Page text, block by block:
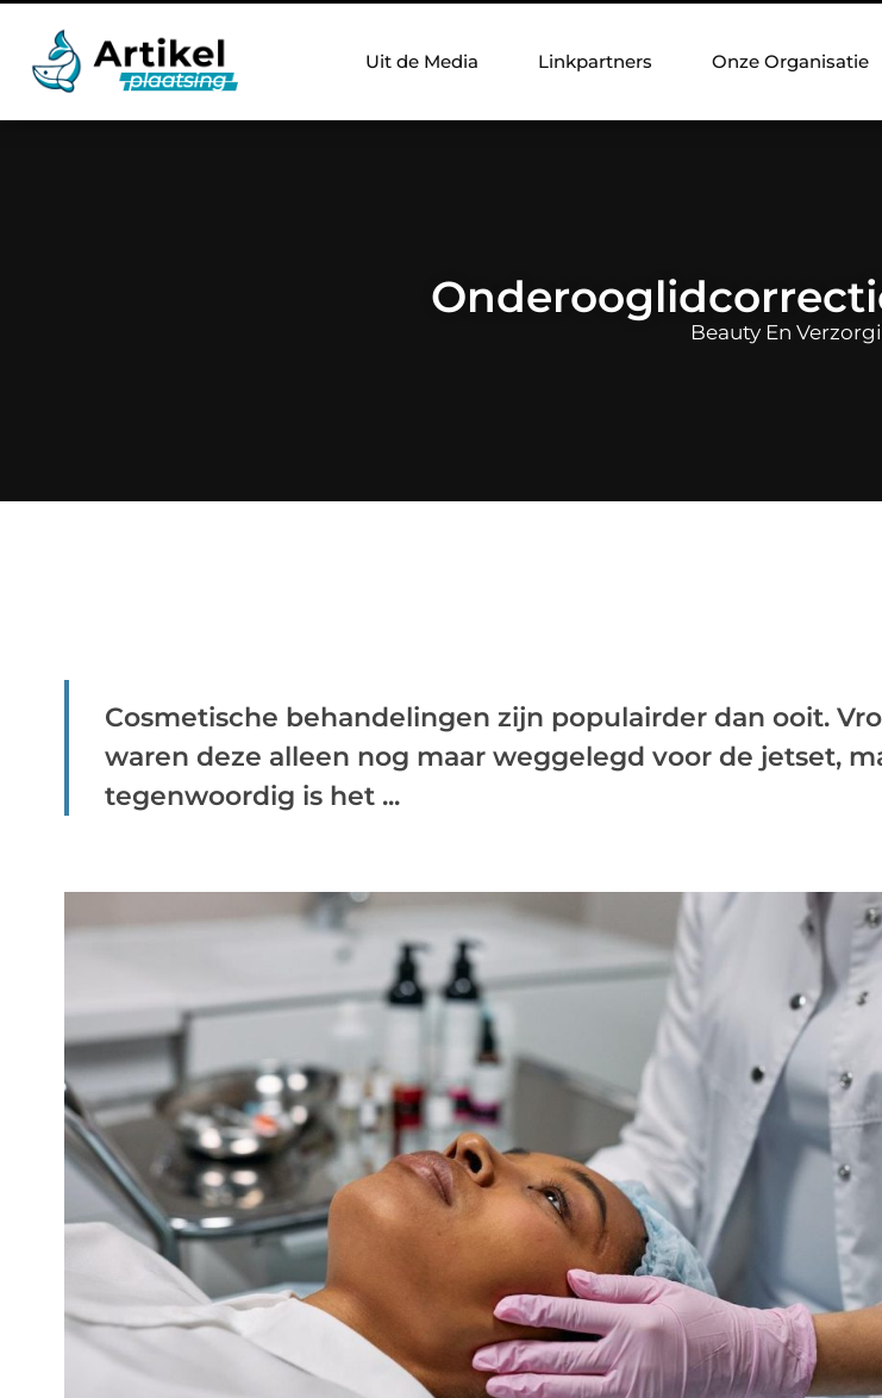
Uit de Media Linkpartners Onze Organisatie
Beauty En
Cosmetische behandelingen zijn populairder dan ooit.
waren deze alleen nog maar weggelegd voor de jetset,
tegenwoordig is het ...